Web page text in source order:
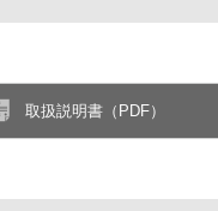
取扱説明書（PDF）